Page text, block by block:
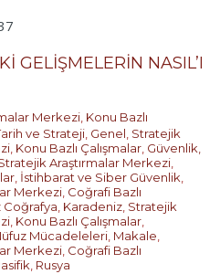
GELİŞMELERİN NASIL’I
Merkezi, Konu Bazlı
ve Strateji, Genel, Stratejik
, Konu Bazlı Çalışmalar, Güvenlik,
Araştırmalar Merkezi,
, İstihbarat ve Siber Güvenlik,
Merkezi, Coğrafi Bazlı
, Karadeniz, Stratejik
, Konu Bazlı Çalışmalar,
Mücadeleleri, Makale,
Merkezi, Coğrafi Bazlı
, Rusya